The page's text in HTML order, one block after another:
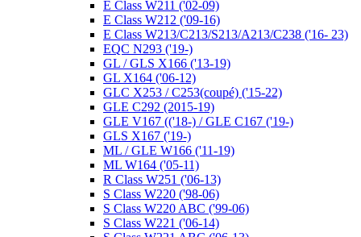
E Class W211 ('02-09)
E Class W212 ('09-16)
E Class W213/C213/S213/A213/C238 ('16- 23)
EQC N293 ('19-)
GL / GLS X166 ('13-19)
GL X164 ('06-12)
GLC X253 / C253(coupé) ('15-22)
GLE C292 (2015-19)
GLE V167 (('18-) / GLE C167 ('19-)
GLS X167 ('19-)
ML / GLE W166 ('11-19)
ML W164 ('05-11)
R Class W251 ('06-13)
S Class W220 ('98-06)
S Class W220 ABC ('99-06)
S Class W221 ('06-14)